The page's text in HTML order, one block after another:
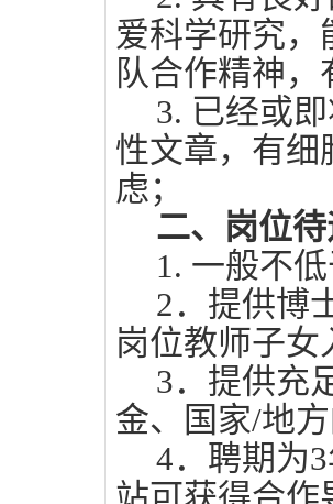
爱科学研究
队合作精神
3. 已经或
性文章，有细
虑；
二、岗位
1. 一般不
2．提供博
岗位教师子
3．提供充
金、国家/地
4．聘期为